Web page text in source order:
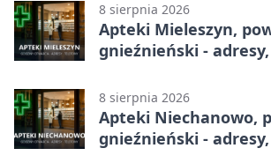
8 sierpnia 2026
Apteki Mieleszyn,
gnieźnieński -
8 sierpnia 2026
Apteki Niechanowo,
gnieźnieński -